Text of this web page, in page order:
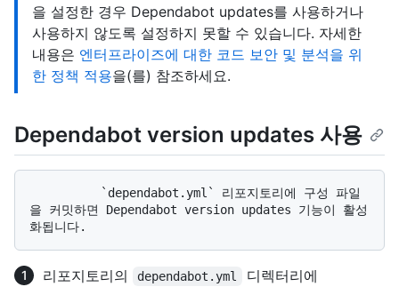
을 설정한 경우 Dependabot updates를 사용하거나
사용하지 않도록 설정하지 못할 수 있습니다. 자세한
내용은 엔터프라이즈에 대한 코드 보안 및 분석을 위
한 정책 적용을(를) 참조하세요.
Dependabot version updates 사용
을 커밋하면 Dependabot version updates 기능이 활성
리포지토리의 dependabot.yml 디렉터리에